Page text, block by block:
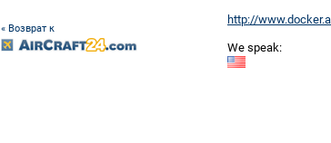
« Возврат к
http://
We speak: